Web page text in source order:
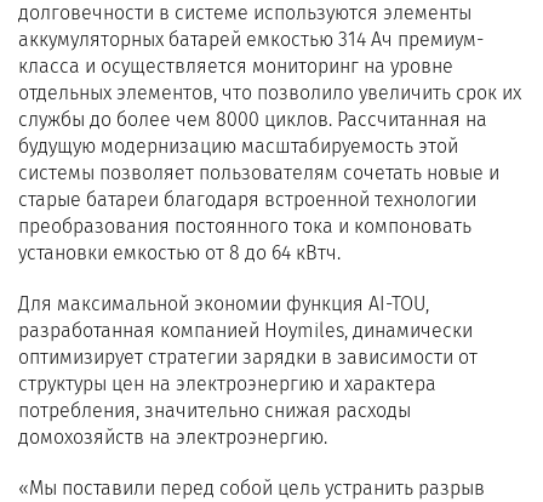
долговечности в системе используются элементы
аккумуляторных батарей емкостью 314 Ач премиум-
класса и осуществляется мониторинг на уровне
отдельных элементов, что позволило увеличить срок их
службы до более чем 8000 циклов. Рассчитанная на
будущую модернизацию масштабируемость этой
системы позволяет пользователям сочетать новые и
старые батареи благодаря встроенной технологии
преобразования постоянного тока и компоновать
установки емкостью от 8 до 64 кВтч.
Для максимальной экономии функция AI-TOU,
разработанная компанией Hoymiles, динамически
оптимизирует стратегии зарядки в зависимости от
структуры цен на электроэнергию и характера
потребления, значительно снижая расходы
домохозяйств на электроэнергию.
«Мы поставили перед собой цель устранить разрыв